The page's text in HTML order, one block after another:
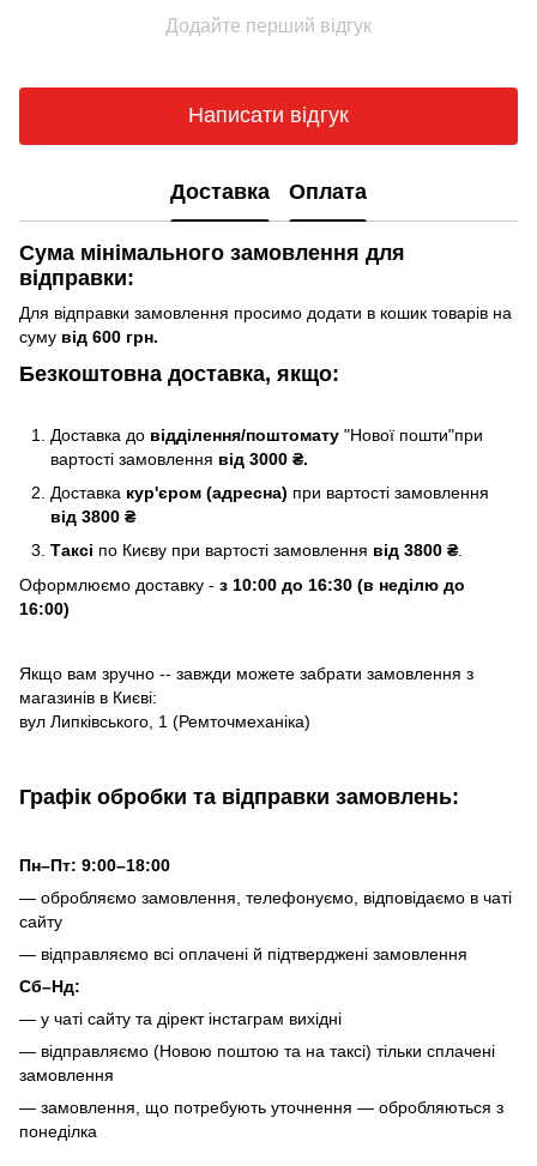
Додайте перший відгук
Написати відгук
Доставка Оплата
Сума мінімального замовлення для
відправки:
Для відправки замовлення просимо додати в кошик товарів на
суму від 600 грн.
Безкоштовна доставка, якщо:
Доставка до відділення/поштомату "Нової пошти"при
вартості замовлення від 3000 ₴.
Доставка кур'єром (адресна) при вартості замовлення
від 3800 ₴
Таксі по Києву при вартості замовлення від 3800 ₴.
Оформлюємо доставку - з 10:00 до 16:30 (в неділю до
16:00)
Якщо вам зручно -- завжди можете забрати замовлення з
магазинів в Києві:
вул Липківського, 1 (Ремточмеханіка)
Графік обробки та відправки замовлень:
Пн–Пт: 9:00–18:00
— обробляємо замовлення, телефонуємо, відповідаємо в чаті
сайту
— відправляємо всі оплачені й підтверджені замовлення
Сб–Нд:
— у чаті сайту та дірект інстаграм вихідні
— відправляємо (Новою поштою та на таксі) тільки сплачені
замовлення
— замовлення, що потребують уточнення — обробляються з
понеділка